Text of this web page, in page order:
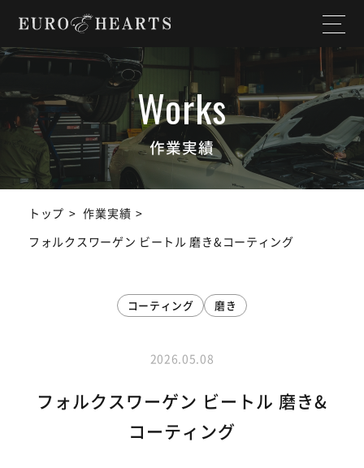
私たちについて
選ばれる理由
サービス内容
店舗情報
納入実績
作業実績
ユーチューブ
ランドクルーザー
SDGs宣言
作業実績
トップ
作業実績
フォルクスワーゲン ビートル 磨き&コーティング
コーティング 磨き
2026.05.08
フォルクスワーゲン ビートル 磨き&
コーティング